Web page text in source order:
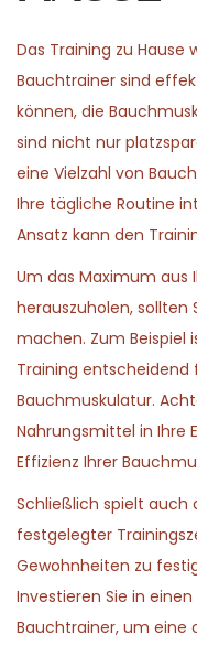
,
0
Das Training zu
Bauchtrainer sind
können, die
sind nicht nur
eine Vielzahl von
Ihre tägliche Routine
Ansatz kann den
Um das Maximum
herauszuholen, sollten
machen. Zum Beispiel
Training entscheidend
Bauchmuskulatur.
Nahrungsmittel in Ihre
Effizienz Ihrer
Schließlich spielt auch
festgelegter
Gewohnheiten zu
Investieren Sie in
Bauchtrainer, um eine